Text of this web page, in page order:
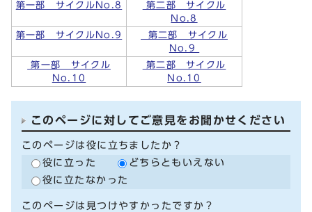
第一部 サイクルNo.8
第二部 サイクル
No.8
第一部 サイクルNo.9
第二部 サイクル
No.9
第一部 サイクル
No.10
第二部 サイクル
No.10
このページに対してご意見をお聞かせください
このページは役に立ちましたか？
役に立った
どちらともいえない
役に立たなかった
このページは見つけやすかったですか？